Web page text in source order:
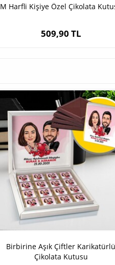
M Harfli Kişiye Özel Çikolata
509,90 TL
Birbirine Aşık Çiftler Karikatürlü
Çikolata Kutusu